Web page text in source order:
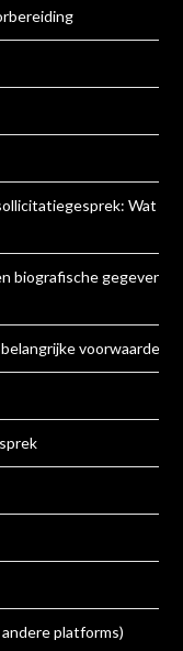
Wat is
biografische gegevens
voorwaarden
platforms)